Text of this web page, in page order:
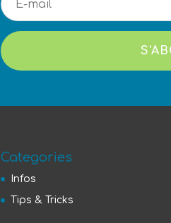
Categories
Infos
Tips & Tricks